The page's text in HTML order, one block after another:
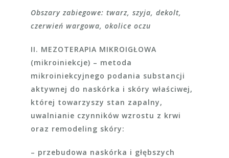
Obszary zabiegowe: twarz, szyja, dekolt,
czerwień wargowa, okolice oczu
II. MEZOTERAPIA MIKROIGŁOWA
(mikroiniekcje) – metoda
mikroiniekcyjnego podania substancji
aktywnej do naskórka i skóry właściwej,
której towarzyszy stan zapalny,
uwalnianie czynników wzrostu z krwi
oraz remodeling skóry:
– przebudowa naskórka i głębszych